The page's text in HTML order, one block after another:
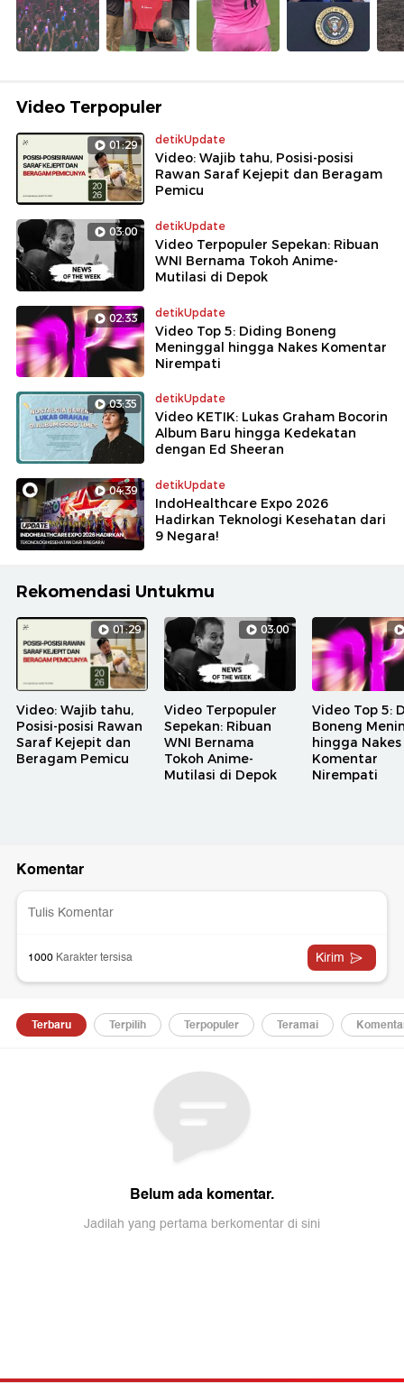
Video Terpopuler
01:29 detikUpdate
Video: Wajib tahu, Posisi-posisi
Rawan Saraf Kejepit dan Beragam
Pemicu
03:00 detikUpdate
Video Terpopuler Sepekan: Ribuan
WNI Bernama Tokoh Anime-
Mutilasi di Depok
02:33 detikUpdate
Video Top 5: Diding Boneng
Meninggal hingga Nakes Komentar
Nirempati
03:35 detikUpdate
Video KETIK: Lukas Graham Bocorin
Album Baru hingga Kedekatan
dengan Ed Sheeran
04:39 detikUpdate
IndoHealthcare Expo 2026
Hadirkan Teknologi Kesehatan dari
9 Negara!
Rekomendasi Untukmu
01:29
Video: Wajib tahu,
Posisi-posisi Rawan
Saraf Kejepit dan
Beragam Pemicu
03:00
Video Terpopuler
Sepekan: Ribuan
WNI Bernama
Tokoh Anime-
Mutilasi di Depok
Video Top 5:
Boneng
hingga Nakes
Komentar
Nirempati